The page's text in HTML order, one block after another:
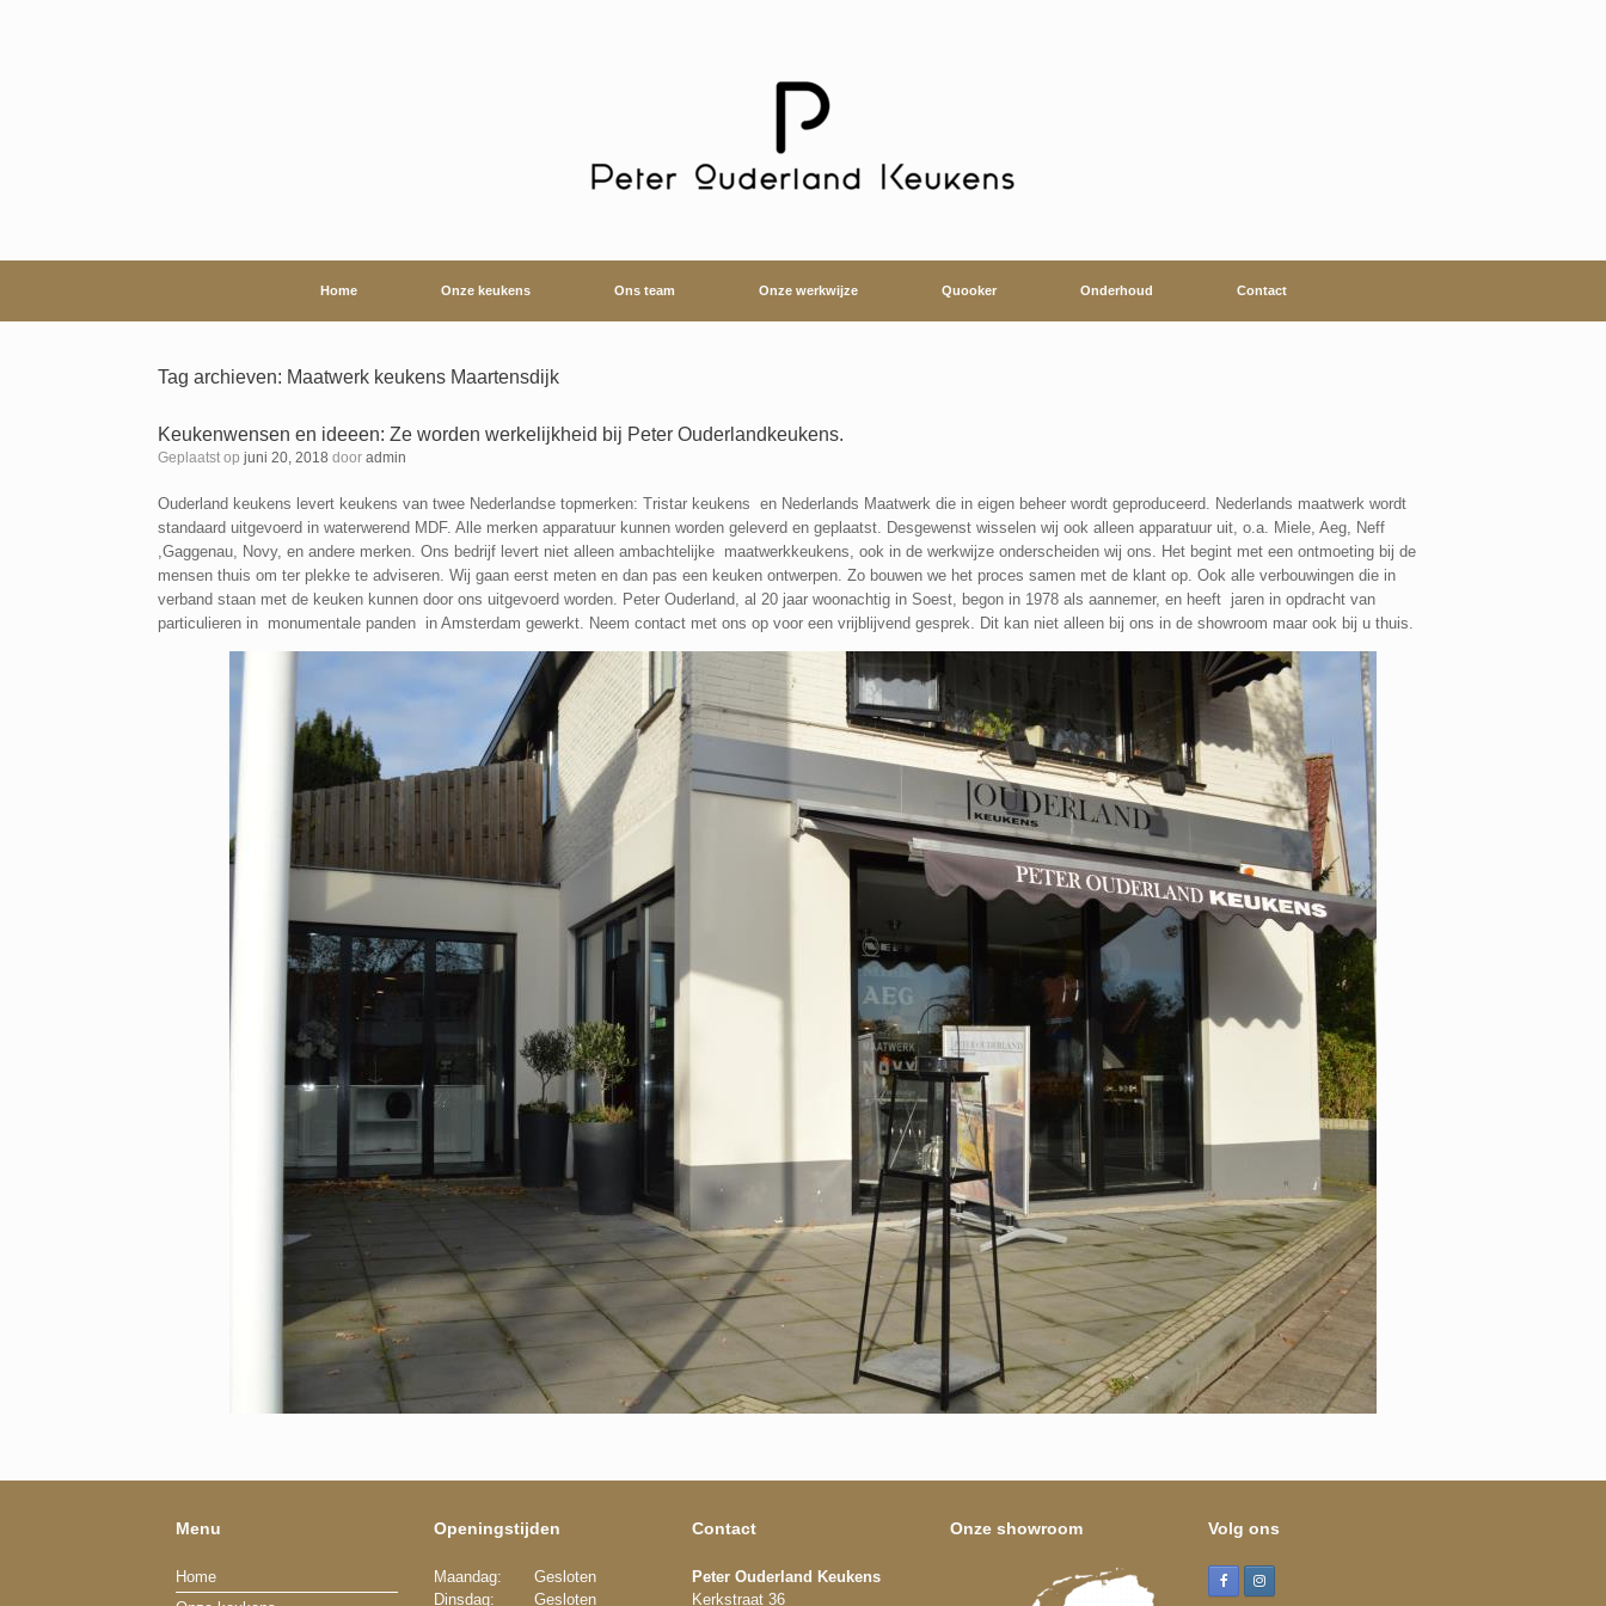
Home Onze keukens Ons team Onze werkwijze Quooker Onderhoud Contact
Tag archieven: Maatwerk keukens Maartensdijk
Keukenwensen en ideeen: Ze worden werkelijkheid bij Peter Ouderlandkeukens.
Geplaatst op juni 20, 2018 door admin
Ouderland keukens levert keukens van twee Nederlandse topmerken: Tristar keukens en Nederlands Maatwerk die in eigen beheer wordt geproduceerd. Nederlands maatwerk wordt
standaard uitgevoerd in waterwerend MDF. Alle merken apparatuur kunnen worden geleverd en geplaatst. Desgewenst wisselen wij ook alleen apparatuur uit, o.a. Miele, Aeg, Neff
,Gaggenau, Novy, en andere merken. Ons bedrijf levert niet alleen ambachtelijke maatwerkkeukens, ook in de werkwijze onderscheiden wij ons. Het begint met een ontmoeting bij de
mensen thuis om ter plekke te adviseren. Wij gaan eerst meten en dan pas een keuken ontwerpen. Zo bouwen we het proces samen met de klant op. Ook alle verbouwingen die in
verband staan met de keuken kunnen door ons uitgevoerd worden. Peter Ouderland, al 20 jaar woonachtig in Soest, begon in 1978 als aannemer, en heeft jaren in opdracht van
particulieren in monumentale panden in Amsterdam gewerkt. Neem contact met ons op voor een vrijblijvend gesprek. Dit kan niet alleen bij ons in de showroom maar ook bij u thuis.
Menu
Home
Openingstijden
Maandag:
Gesloten
Dinsdag:
Gesloten
Contact
Peter Ouderland Keukens
Kerkstraat 36
Onze showroom Volg ons